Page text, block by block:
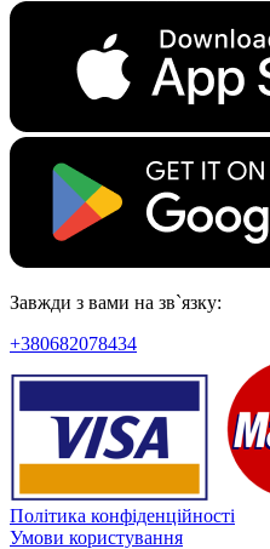
Завжди з вами на зв`язку:
+380682078434
Політика конфіденційності
Умови користування